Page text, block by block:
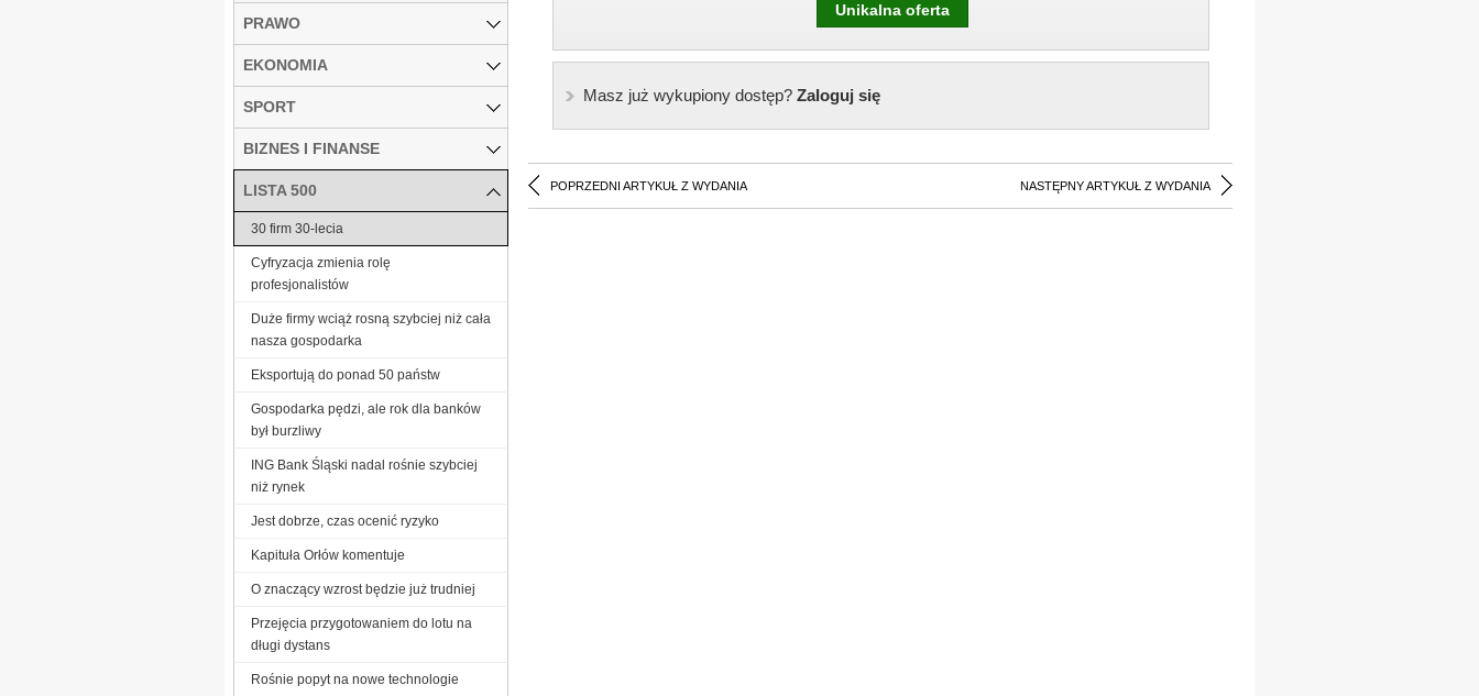
Unikalna oferta
Masz już wykupiony dostęp?Zaloguj się
POPRZEDNI ARTYKUŁ Z WYDANIA NASTĘPNY ARTYKUŁ Z WYDANIA
PRAWO
EKONOMIA
SPORT
BIZNES I FINANSE
LISTA 500
30 firm 30-lecia
Cyfryzacja zmienia rolę
profesjonalistów
Duże firmy wciąż rosną szybciej niż cała
nasza gospodarka
Eksportują do ponad 50 państw
Gospodarka pędzi, ale rok dla banków
był burzliwy
ING Bank Śląski nadal rośnie szybciej
niż rynek
Jest dobrze, czas ocenić ryzyko
Kapituła Orłów komentuje
O znaczący wzrost będzie już trudniej
Przejęcia przygotowaniem do lotu na
długi dystans
Rośnie popyt na nowe technologie